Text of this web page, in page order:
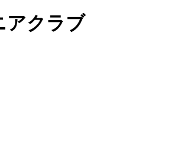
アクラブ